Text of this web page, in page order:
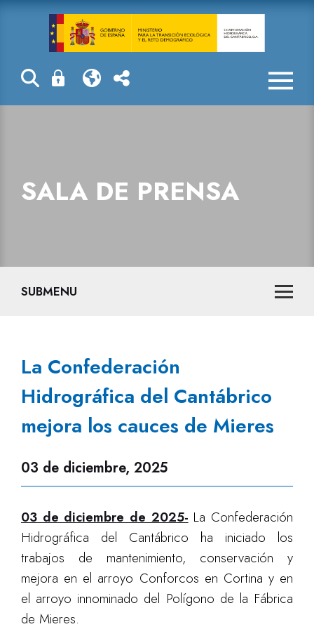
La
SALA DE PRENSA
SUBMENU
La Confederación
Hidrográfica del Cantábrico
mejora los cauces de Mieres
03 de diciembre, 2025
03 de diciembre de 2025- La Confederación
Hidrográfica del Cantábrico ha iniciado los
trabajos de mantenimiento, conservación y
mejora en el arroyo Conforcos en Cortina y en
el arroyo innominado del Polígono de la Fábrica
de Mieres.